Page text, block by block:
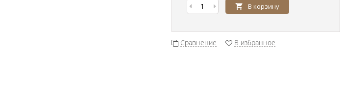
В корзину
Сравнение В избранное